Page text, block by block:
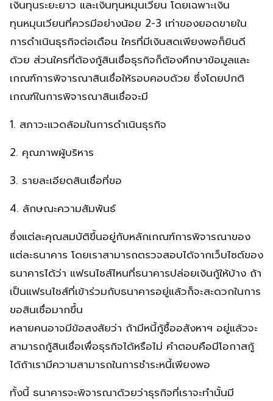
เงินทุนระยะยาว และเงินทุนหมุนเวียน โดยเฉพาะเงิน
ทุนหมุนเวียนที่ควรมีอย่างน้อย 2-3 เท่าของยอดขายใน
การดำเนินธุรกิจต่อเดือน ใครที่มีเงินสดเพียงพอก็ยินดี
ด้วย ส่วนใครที่ต้องกู้สินเชื่อธุรกิจก็ต้องศึกษาข้อมูลและ
เกณฑ์การพิจารณาสินเชื่อให้รอบคอบด้วย ซึ่งโดยปกติ
เกณฑ์ในการพิจารณาสินเชื่อจะมี
1. สภาวะแวดล้อมในการดำเนินธุรกิจ
2. คุณภาพผู้บริหาร
3. รายละเอียดสินเชื่อที่ขอ
4. ลักษณะความสัมพันธ์
ซึ่งแต่ละคุณสมบัติขึ้นอยู่กับหลักเกณฑ์การพิจารณาของ
แต่ละธนาคาร โดยเราสามารถตรวจสอบได้จากเว็บไซต์ของ
ธนาคารได้ว่า แฟรนไชส์ไหนที่ธนาคารปล่อยเงินกู้ให้บ้าง ถ้า
เป็นแฟรนไชส์ที่เข้าร่วมกับธนาคารอยู่แล้วก็จะสะดวกในการ
ขอสินเชื่อมากขึ้น
หลายคนอาจมีข้อสงสัยว่า ถ้ามีหนี้กู้ซื้ออสังหาฯ อยู่แล้วจะ
สามารถกู้สินเชื่อเพื่อธุรกิจได้หรือไม่ คำตอบคือมีโอกาสกู้
ได้ถ้าเรามีความสามารถในการชำระหนี้เพียงพอ
ทั้งนี้ ธนาคารจะพิจารณาด้วยว่าธุรกิจที่เราจะทำนั้นมี